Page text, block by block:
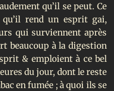
qu’il se peut. Ce
rend un esprit gai,
qui surviennent après
beaucoup à la digestion
& emploient à ce bel
du jour, dont le reste
en fumée ; à quoi ils se